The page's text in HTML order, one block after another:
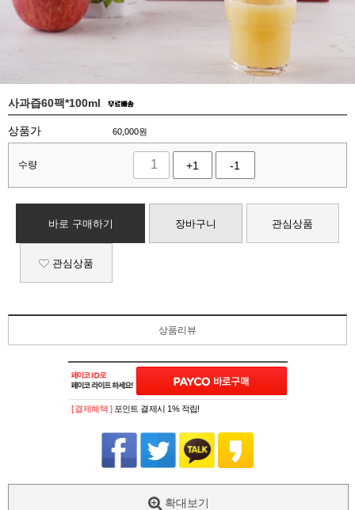
사과즙60팩*100ml
상품가 60,000원
수량 +1 -1
바로 구매하기 장바구니 관심상품
관심상품
상품리뷰
[ 결제혜택 ] 포인트 결제시 1% 적립!
확대보기